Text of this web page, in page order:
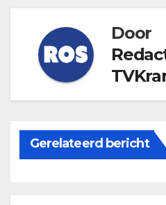
Door
Gerelateerd bericht